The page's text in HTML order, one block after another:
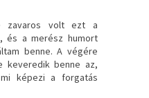
zavaros volt ezt a
és a merész humort
benne. A végére
keveredik benne az,
képezi a forgatás